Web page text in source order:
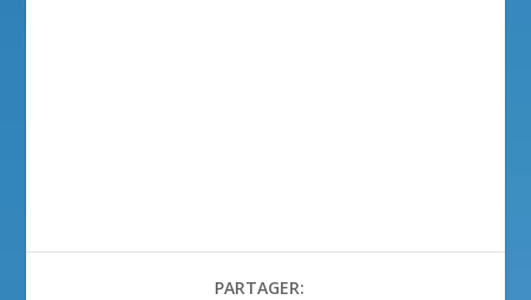
PARTAGER: